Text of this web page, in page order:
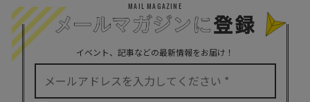
MAIL MAGAZINE
イベント、記事などの最新情報をお届け！